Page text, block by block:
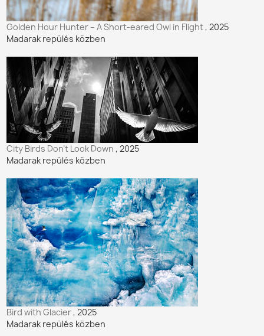
Golden Hour Hunter – A Short-eared Owl in Flight, 2025
Madarak repülés közben
City Birds Don’t Look Down, 2025
Madarak repülés közben
Bird with Glacier, 2025
Madarak repülés közben